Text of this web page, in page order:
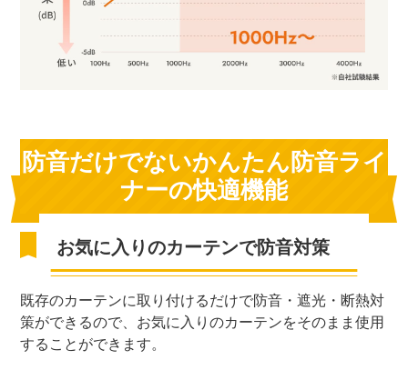
防音だけでないかんたん防音ライ
ナーの快適機能
お気に入りのカーテンで防音対策
既存のカーテンに取り付けるだけで防音・遮光・断熱対
策ができるので、お気に入りのカーテンをそのまま使用
することができます。